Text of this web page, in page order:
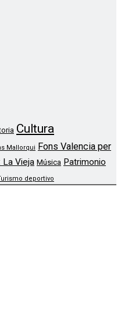
Cultura
Mallorqui Fons Valencia per
La Vieja Música Patrimonio
deportivo